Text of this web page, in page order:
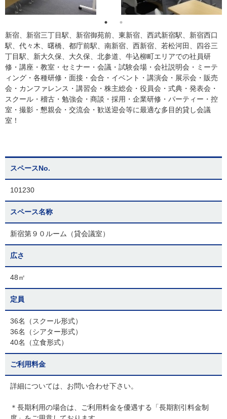
新宿、新宿三丁目駅、新宿御苑前、東新宿、西武新宿駅、新宿西口
駅、代々木、曙橋、都庁前駅、南新宿、西新宿、若松河田、四谷三
丁目駅、新大久保、大久保、北参道、牛込柳町エリアでの社員研
修・講座・教室・セミナー・会議・試験会場・会社説明会・ミーテ
ィング・各種研修・面接・会合・イベント・講演会・展示会・販売
会・カンファレンス・講習会・株主総会・役員会・式典・発表会・
スクール・稽古・勉強会・商談・採用・企業研修・パーティー・控
室・撮影・懇親会・交流会・歓送迎会等に最適な多目的貸し会議
室！
スペースNo.
101230
スペース名称
新宿第９０ルーム（貸会議室）
広さ
48㎡
定員
36名（スクール形式）
36名（シアター形式）
40名（立食形式）
ご利用料金
詳細については、お問い合わせ下さい。
＊長期利用の場合は、ご利用料金を優遇する「長期割引料金制